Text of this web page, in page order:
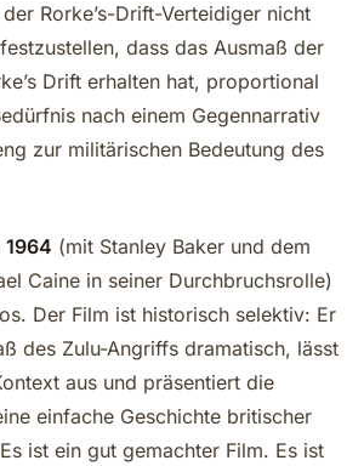
Rorke’s-Drift-Verteidiger nicht
dass das Ausmaß der
Drift erhalten hat, proportional
nach einem Gegennarrativ
zur militärischen Bedeutung des
1964 (mit Stanley Baker und dem
Caine in seiner Durchbruchsrolle)
Der Film ist historisch selektiv: Er
des Zulu-Angriffs dramatisch, lässt
aus und präsentiert die
einfache Geschichte britischer
ist ein gut gemachter Film. Es ist